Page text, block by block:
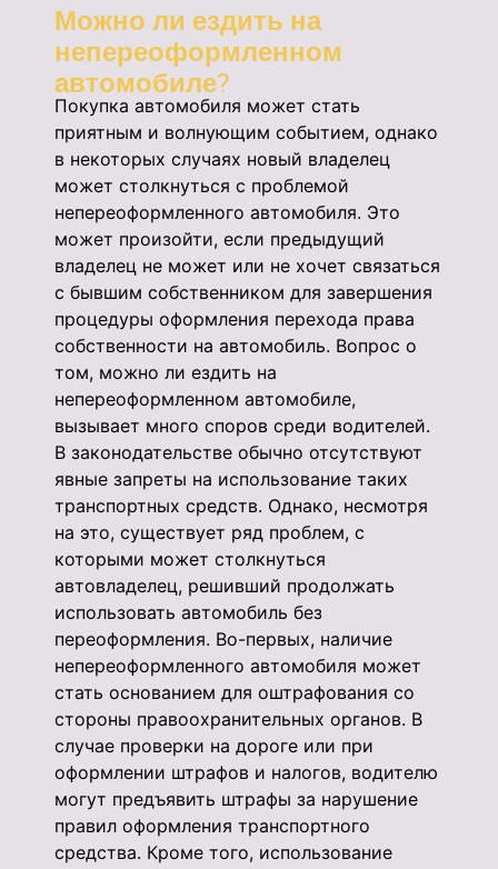
Можно ли ездить на
непереоформленном
автомобиле?
Покупка автомобиля может стать
приятным и волнующим событием, однако
в некоторых случаях новый владелец
может столкнуться с проблемой
непереоформленного автомобиля. Это
может произойти, если предыдущий
владелец не может или не хочет связаться
с бывшим собственником для завершения
процедуры оформления перехода права
собственности на автомобиль. Вопрос о
том, можно ли ездить на
непереоформленном автомобиле,
вызывает много споров среди водителей.
В законодательстве обычно отсутствуют
явные запреты на использование таких
транспортных средств. Однако, несмотря
на это, существует ряд проблем, с
которыми может столкнуться
автовладелец, решивший продолжать
использовать автомобиль без
переоформления. Во-первых, наличие
непереоформленного автомобиля может
стать основанием для оштрафования со
стороны правоохранительных органов. В
случае проверки на дороге или при
оформлении штрафов и налогов, водителю
могут предъявить штрафы за нарушение
правил оформления транспортного
средства. Кроме того, использование